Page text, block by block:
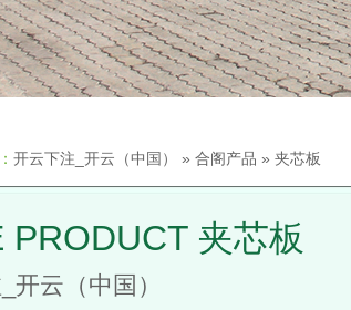
开云下注_开云（中国） » 合阁产品 » 夹芯板
PRODUCT 夹芯板
开云（中国）